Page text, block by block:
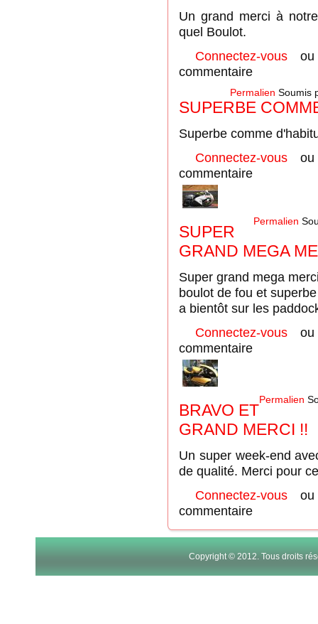
Un grand merci à
quel Boulot.
Connectez-vous
commentaire
Permalien Soumis
SUPERBE
Superbe comme
Connectez-vous
commentaire
Permalien
SUPER
GRAND MEGA
Super grand mega
boulot de fou et
a bientôt sur les
Connectez-vous
commentaire
Permalien
BRAVO ET
GRAND MERCI !!
Un super week-end
de qualité. Merci pour
Connectez-vous
commentaire
Copyright © 2012. Tous droits